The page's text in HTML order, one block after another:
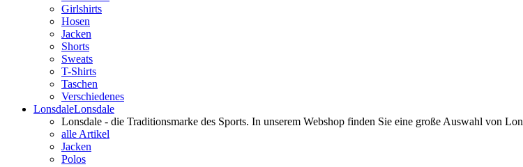
Girlshirts
Hosen
Jacken
Shorts
Sweats
T-Shirts
Taschen
Verschiedenes
LonsdaleLonsdale
Lonsdale - die Traditionsmarke des Sports. In unserem Webshop finden Sie eine große Auswahl von
alle Artikel
Jacken
Polos